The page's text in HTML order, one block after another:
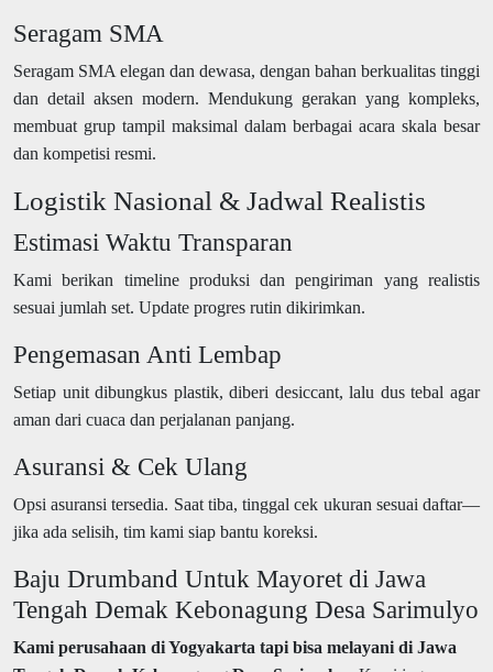
Seragam SMA
Seragam SMA elegan dan dewasa, dengan bahan berkualitas tinggi
dan detail aksen modern. Mendukung gerakan yang kompleks,
membuat grup tampil maksimal dalam berbagai acara skala besar
dan kompetisi resmi.
Logistik Nasional & Jadwal Realistis
Estimasi Waktu Transparan
Kami berikan timeline produksi dan pengiriman yang realistis
sesuai jumlah set. Update progres rutin dikirimkan.
Pengemasan Anti Lembap
Setiap unit dibungkus plastik, diberi desiccant, lalu dus tebal agar
aman dari cuaca dan perjalanan panjang.
Asuransi & Cek Ulang
Opsi asuransi tersedia. Saat tiba, tinggal cek ukuran sesuai daftar—
jika ada selisih, tim kami siap bantu koreksi.
Baju Drumband Untuk Mayoret di Jawa
Tengah Demak Kebonagung Desa Sarimulyo
Kami perusahaan di Yogyakarta tapi bisa melayani di Jawa